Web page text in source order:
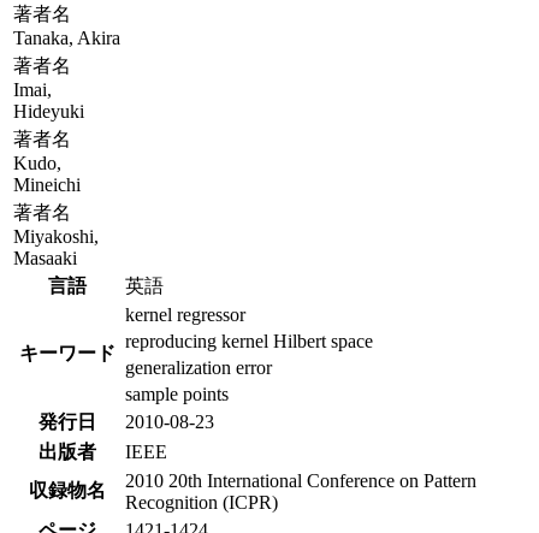
著者名
Tanaka, Akira
著者名
Imai,
Hideyuki
著者名
Kudo,
Mineichi
著者名
Miyakoshi,
Masaaki
言語
英語
キーワード
kernel regressor
reproducing kernel Hilbert space
generalization error
sample points
発行日
2010-08-23
出版者
IEEE
収録物名
2010 20th International Conference on Pattern
Recognition (ICPR)